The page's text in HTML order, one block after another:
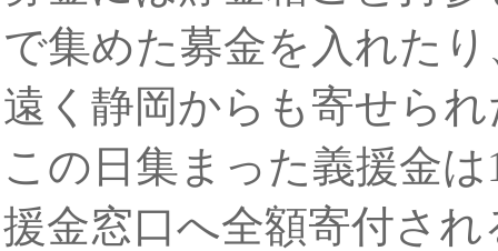
で集めた募金を入れた
遠く静岡からも寄せら
この日集まった義援金
援金窓口へ全額寄付され